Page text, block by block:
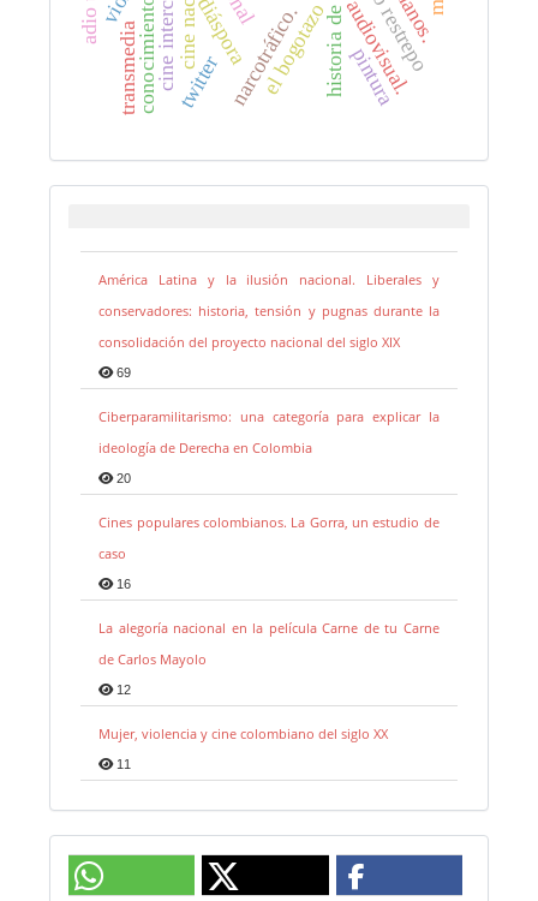
diásporael bogotazo
narcotráfico.
twitter
conocimiento
transmedia audiovisual.
pintura
América Latina y la ilusión nacional. Liberales y
conservadores: historia, tensión y pugnas durante la
consolidación del proyecto nacional del siglo XIX
69
Ciberparamilitarismo: una categoría para explicar la
ideología de Derecha en Colombia
20
Cines populares colombianos. La Gorra, un estudio de
caso
16
La alegoría nacional en la película Carne de tu Carne
de Carlos Mayolo
12
Mujer, violencia y cine colombiano del siglo XX
11